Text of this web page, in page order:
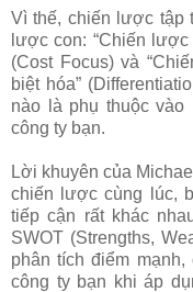
Vì thế, chiến lược tập
lược con: “Chiến
(Cost Focus) và
biệt hóa”
nào là phụ thuộc
công ty bạn.
Lời khuyên của
chiến lược cùng lúc,
tiếp cận rất khác
SWOT (Strengths,
phân tích điểm
công ty bạn khi áp